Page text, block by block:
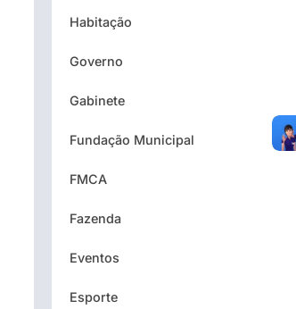
Habitação
Governo
Gabinete
Fundação Municipal
FMCA
Fazenda
Eventos
Esporte